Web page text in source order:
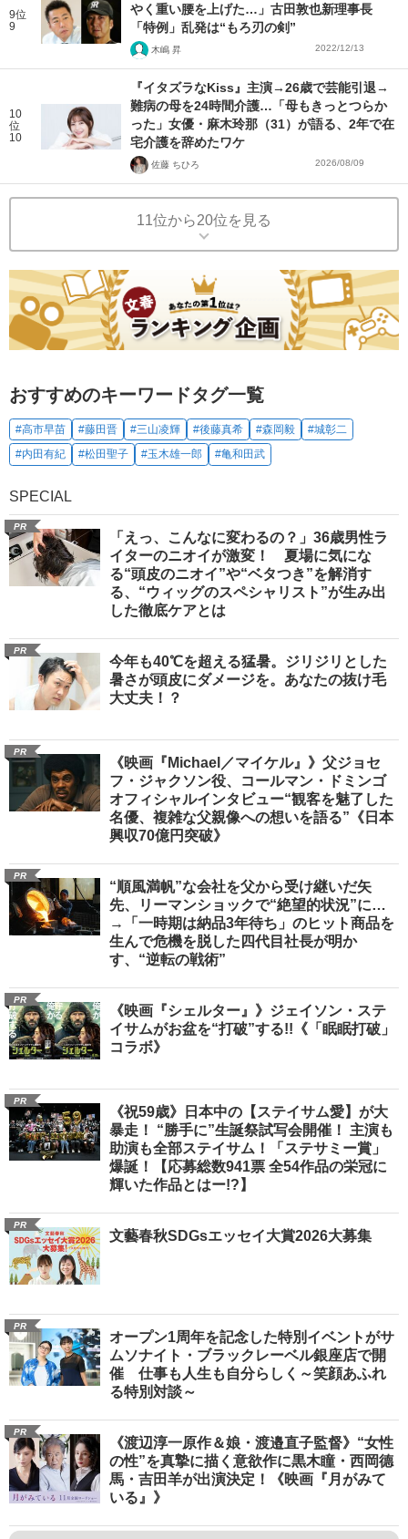
9位
9
やく重い腰を上げた…」古田敦也新理事長
「特例」乱発は“もろ刃の剣”
木嶋 昇 2022/12/13
10
位
10
『イタズラなKiss』主演→26歳で芸能引退→
難病の母を24時間介護…「母もきっとつらか
った」女優・麻木玲那（31）が語る、2年で在
宅介護を辞めたワケ
佐藤 ちひろ 2026/08/09
11位から20位を見る
おすすめのキーワードタグ一覧
#高市早苗 #藤田晋 #三山凌輝 #後藤真希 #森岡毅
#城彰二
#内田有紀
#松田聖子 #玉木雄一郎 #亀和田武
SPECIAL
PR
「えっ、こんなに変わるの？」36歳男性ラ
イターのニオイが激変！ 夏場に気にな
る“頭皮のニオイ”や“ベタつき”を解消す
る、“ウィッグのスペシャリスト”が生み出
した徹底ケアとは
PR
今年も40℃を超える猛暑。ジリジリとした
暑さが頭皮にダメージを。あなたの抜け毛
大丈夫！？
PR
《映画『Michael／マイケル』》父ジョセ
フ・ジャクソン役、コールマン・ドミンゴ
オフィシャルインタビュー“観客を魅了した
名優、複雑な父親像への想いを語る”《日本
興収70億円突破》
PR
“順風満帆”な会社を父から受け継いだ矢
先、リーマンショックで“絶望的状況”に…
→「一時期は納品3年待ち」のヒット商品を
生んで危機を脱した四代目社長が明か
す、“逆転の戦術”
PR
《映画『シェルター』》ジェイソン・ステ
イサムがお盆を“打破”する!!《「眠眠打破」
コラボ》
PR
《祝59歳》日本中の【ステイサム愛】が大
暴走！ “勝手に”生誕祭試写会開催！ 主演も
助演も全部ステイサム！「ステサミー賞」
爆誕！【応募総数941票 全54作品の栄冠に
輝いた作品とはー!?】
PR
文藝春秋SDGsエッセイ大賞2026大募集
PR
オープン1周年を記念した特別イベントがサ
ムソナイト・ブラックレーベル銀座店で開
催 仕事も人生も自分らしく～笑顔あふれ
る特別対談～
PR
《渡辺淳一原作＆娘・渡邉直子監督》“女性
の性”を真摯に描く意欲作に黒木瞳・西岡德
馬・吉田羊が出演決定！《映画『月がみて
いる』》